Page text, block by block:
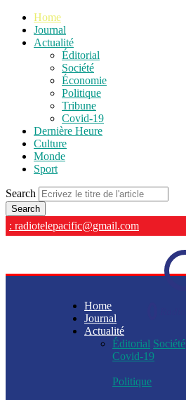
Home
Journal
Actualité
Éditorial
Société
Économie
Politique
Tribune
Covid-19
Dernière Heure
Culture
Monde
Sport
Search
: radiotelepacific@gmail.com
Home
Journal
Actualité
Éditorial Société
Covid-19
Politique